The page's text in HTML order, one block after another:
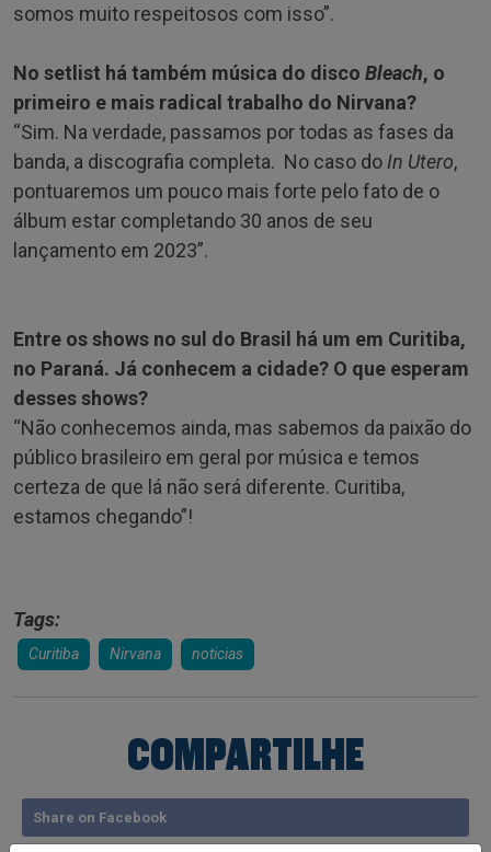
somos muito respeitosos com isso”.
No setlist há também música do disco Bleach, o
primeiro e mais radical trabalho do Nirvana?
“Sim. Na verdade, passamos por todas as fases da
banda, a discografia completa. No caso do In Utero,
pontuaremos um pouco mais forte pelo fato de o
álbum estar completando 30 anos de seu
lançamento em 2023”.
Entre os shows no sul do Brasil há um em Curitiba,
no Paraná. Já conhecem a cidade? O que esperam
desses shows?
“Não conhecemos ainda, mas sabemos da paixão do
público brasileiro em geral por música e temos
certeza de que lá não será diferente. Curitiba,
estamos chegando”!
Tags:
Curitiba Nirvana noticias
COMPARTILHE
Share on Facebook